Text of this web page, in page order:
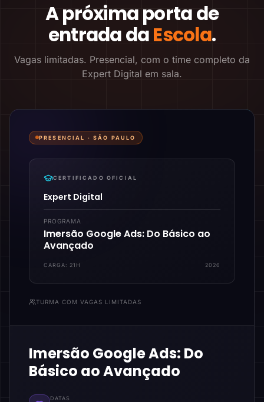
A próxima porta de
entrada daEscola.
Vagas limitadas. Presencial, com o time completo da
Expert Digital em sala.
PRESENCIAL ·SÃO PAULO
CERTIFICADO OFICIAL
Expert Digital
PROGRAMA
Imersão Google Ads: Do Básico ao
Avançado
CARGA: 21H 2026
TURMA COM VAGAS LIMITADAS
Imersão Google Ads: Do
Básico ao Avançado
DATAS